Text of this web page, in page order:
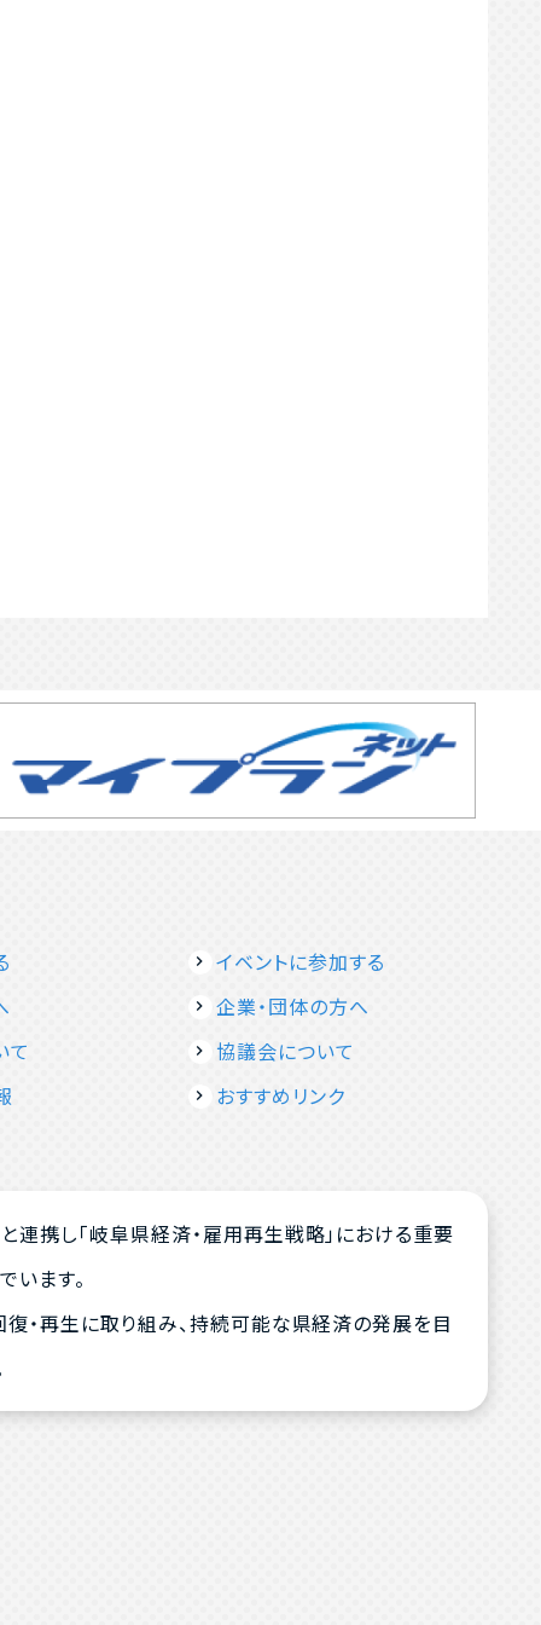
イベントに参加する
企業・団体の方へ
て
協議会について
おすすめリンク
連携し「岐阜県経済・雇用再生戦略」における重要
います。
・再生に取り組み、持続可能な県経済の発展を目